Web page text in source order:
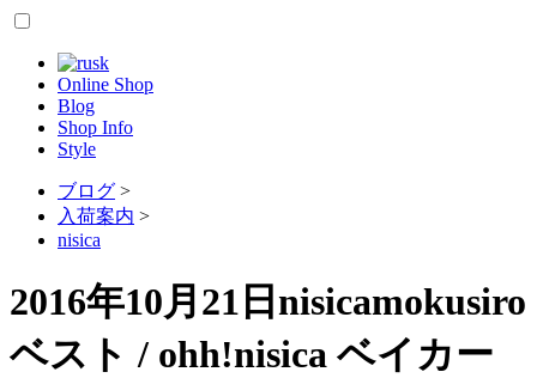
Online Shop
Blog
Shop Info
Style
ブログ >
入荷案内 >
nisica
2016年10月21日 nisicamokusiro
ベスト / ohh!nisica ベイカー